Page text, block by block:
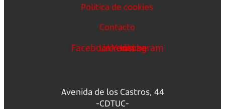
Política de cookies
Contacto
FacebookLinkedin
Youtube
Instagram
Avenida de los Castros, 44
-CDTUC-